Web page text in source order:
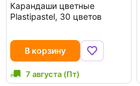
Карандаши цветные
Plastipastel, 30 цветов
В корзину
7 августа (Пт)